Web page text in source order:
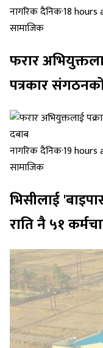
नागरिक दैनिक·18 hours
सामाजिक
फरार
पत्रकार
नागरिक दैनिक·19 hours
सामाजिक
भिसीलाई
राति नै ५१